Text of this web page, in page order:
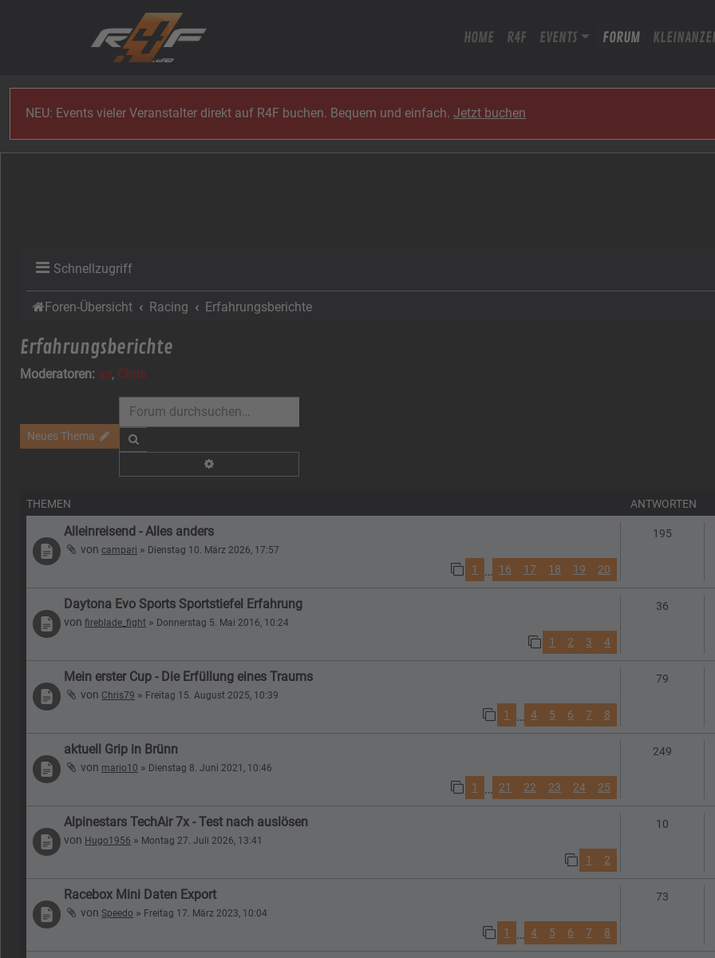
HOME R4F EVENTS FORUM
NEU: Events vieler Veranstalter direkt auf R4F buchen. Bequem und einfach.Jetzt buchen
Schnellzugriff
Foren-Übersicht Racing Erfahrungsberichte
Erfahrungsberichte
Moderatoren: as, Chris
Neues Thema
THEMEN ANTWORTEN
Alleinreisend - Alles anders
voncampari » Dienstag 10. März 2026, 17:57
1 … 16 17 18 19 20
195
Daytona Evo Sports Sportstiefel Erfahrung
vonfireblade_fight » Donnerstag 5. Mai 2016, 10:24
1 2 3 4
36
Mein erster Cup - Die Erfüllung eines Traums
von Chris79 » Freitag 15. August 2025, 10:39
1 … 4 5 6 7 8
79
aktuell Grip in Brünn
von mario10 » Dienstag 8. Juni 2021, 10:46
1 … 21 22 23 24 25
249
Alpinestars TechAir 7x - Test nach auslösen
von Hugo1956 » Montag 27. Juli 2026, 13:41
1 2
10
Racebox Mini Daten Export
von Speedo » Freitag 17. März 2023, 10:04
1 … 4 5 6 7 8
73